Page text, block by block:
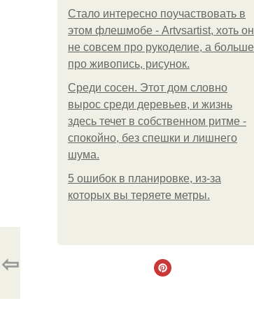
Стало интересно поучаствовать в
этом флешмобе - Artvsartist, хоть он
не совсем про рукоделие, а больше
про живопись, рисунок.
Среди сосен. Этот дом словно
вырос среди деревьев, и жизнь
здесь течет в собственном ритме -
спокойно, без спешки и лишнего
шума.
5 ошибок в планировке, из-за
которых вы теряете метры.
⇦